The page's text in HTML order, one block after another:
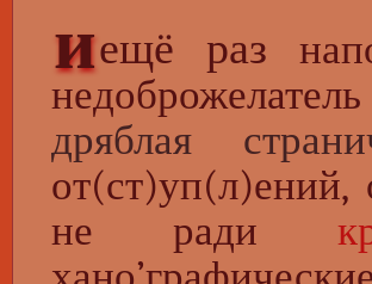
иещё раз
дряблая
от(ст)уп(л)ений,
не ради